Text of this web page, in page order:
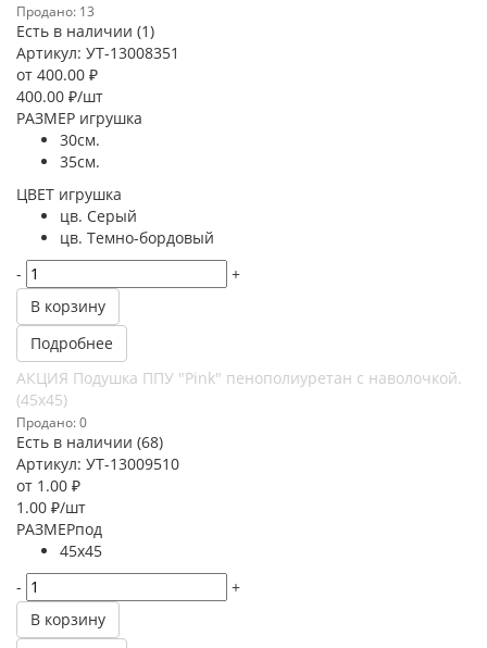
Продано: 13
Есть в наличии (1)
Артикул: УТ-13008351
от 400.00 ₽
400.00 ₽/шт
РАЗМЕР игрушка
30см.
35см.
ЦВЕТ игрушка
цв. Серый
цв. Темно-бордовый
-
+
В корзину
Подробнее
АКЦИЯ Подушка ППУ "Pink" пенополиуретан с наволочкой.
(45х45)
Продано: 0
Есть в наличии (68)
Артикул: УТ-13009510
от 1.00 ₽
1.00 ₽/шт
РАЗМЕРпод
45х45
-
+
В корзину